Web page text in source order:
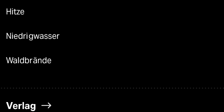
Hitze
Niedrigwasser
Waldbrände
Verlag